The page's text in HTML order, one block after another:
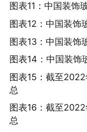
图表11：中国装饰
图表12：中国装饰
图表13：中国装饰
图表14：中国装饰
图表15：截至
总
图表16：截至
总